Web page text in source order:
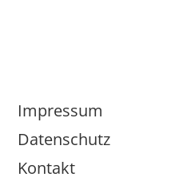
Impressum
Datenschutz
Kontakt